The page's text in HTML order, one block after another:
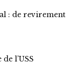
: de revirement
l’USS